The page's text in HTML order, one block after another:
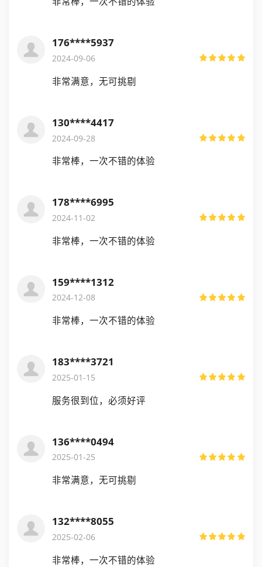
176****5937
2024-09-06
非常满意，无可挑剔
130****4417
2024-09-28
非常棒，一次不错的体验
178****6995
2024-11-02
非常棒，一次不错的体验
159****1312
2024-12-08
非常棒，一次不错的体验
183****3721
2025-01-15
服务很到位，必须好评
136****0494
2025-01-25
非常满意，无可挑剔
132****8055
2025-02-06
非常棒，一次不错的体验